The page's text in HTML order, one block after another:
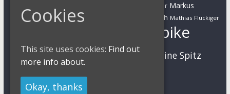
Markus Bauer Markus
Kaufmann Markus Schulte-Lünzum Martin Gluth Mathias Flückiger
Mountainbike
MTB
Nino Schurter Sabine Spitz
Cookies
This site uses cookies: Find out
more info about.
Okay, thanks